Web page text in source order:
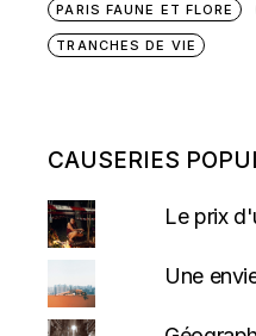
PARIS FAUNE ET FLORE
TRANCHES DE VIE
CAUSERIES
Le prix
Une